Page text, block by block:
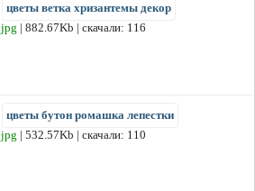
цветы ветка хризантемы декор
jpg | 882.67Kb | скачали: 116
цветы бутон ромашка лепестки
jpg | 532.57Kb | скачали: 110